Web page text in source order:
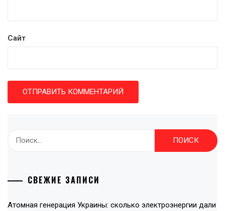
Сайт
Найти:
СВЕЖИЕ ЗАПИСИ
Атомная генерация Украины: сколько электроэнергии дали